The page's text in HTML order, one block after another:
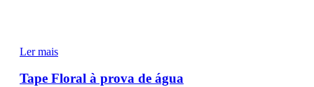
Ler mais
Tape Floral à prova de água